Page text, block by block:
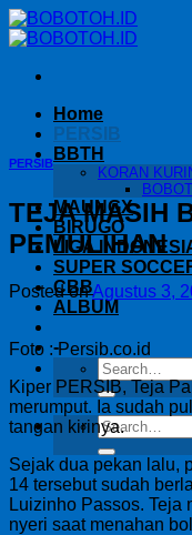
Skip
to
Home
PERSIB
BBTH
KORAN
MAUNGX
BIRUGO
LIGA
SUPER
CBB
ALBUM
-
PERSIB
TEJA MASIH
PEMULIHAN
Posted onAgustus 3,
Foto : Persib.co.id
Kiper PERSIB, Teja
merumput. Ia sudah
tangan kirinya.
Sejak dua pekan lalu,
14 tersebut sudah
Luizinho Passos. Teja
nyeri saat menahan